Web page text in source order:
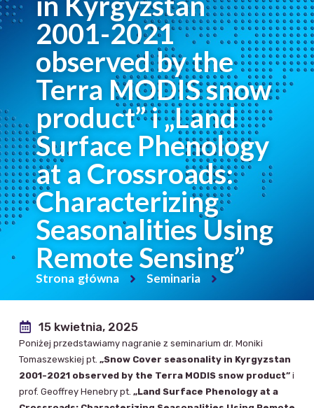
2001-2021
observed by the
Terra MODIS snow
product” i „Land
Surface Phenology
at a Crossroads:
Characterizing
Seasonalities Using
Remote Sensing”
Strona główna Seminaria
15 kwietnia, 2025
Poniżej przedstawiamy nagranie z seminarium dr. Moniki
Tomaszewskiej pt. „Snow Cover seasonality in Kyrgyzstan
2001-2021 observed by the Terra MODIS snow product” i
prof. Geoffrey Henebry pt. „Land Surface Phenology at a